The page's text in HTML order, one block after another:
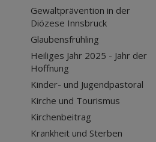
Gewaltprävention in der
Diözese Innsbruck
Glaubensfrühling
Heiliges Jahr 2025 - Jahr der
Hoffnung
Kinder- und Jugendpastoral
Kirche und Tourismus
Kirchenbeitrag
Krankheit und Sterben